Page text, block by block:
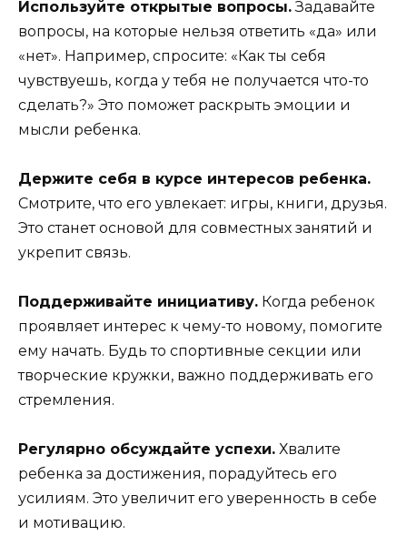
Используйте открытые вопросы.Задавайте
вопросы, на которые нельзя ответить «да» или
«нет». Например, спросите: «Как ты себя
чувствуешь, когда у тебя не получается что-то
сделать?» Это поможет раскрыть эмоции и
мысли ребенка.
Держите себя в курсе интересов ребенка.
Смотрите, что его увлекает: игры, книги, друзья.
Это станет основой для совместных занятий и
укрепит связь.
Поддерживайте инициативу. Когда ребенок
проявляет интерес к чему-то новому, помогите
ему начать. Будь то спортивные секции или
творческие кружки, важно поддерживать его
стремления.
Регулярно обсуждайте успехи. Хвалите
ребенка за достижения, порадуйтесь его
усилиям. Это увеличит его уверенность в себе
и мотивацию.